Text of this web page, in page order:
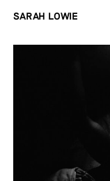
SARAH LOWIE